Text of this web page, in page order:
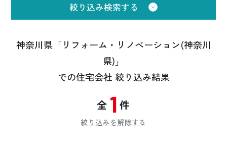
絞り込み検索する
神奈川県「リフォーム・リノベーション(神奈川
県)」
での住宅会社 絞り込み結果
全 1 件
絞り込みを解除する